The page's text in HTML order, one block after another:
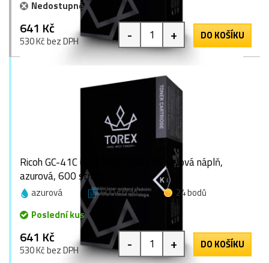
Nedostupné
641 Kč
530 Kč bez DPH - + DO KOŠÍKU
Ricoh GC-41C (405766), TOREX® gelová náplň,
azurová, 600 stran
azurová 600 stran
24 bodů
Poslední kus
641 Kč
530 Kč bez DPH - + DO KOŠÍKU